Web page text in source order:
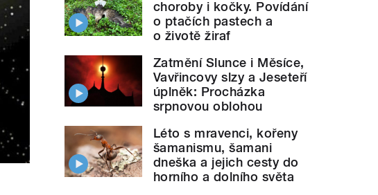
choroby i kočky. Povídání
o ptačích pastech a
o životě žiraf
Zatmění Slunce i Měsíce,
Vavřincovy slzy a Jeseteří
úplněk: Procházka
srpnovou oblohou
Léto s mravenci, kořeny
šamanismu, šamani
dneška a jejich cesty do
horního a dolního světa